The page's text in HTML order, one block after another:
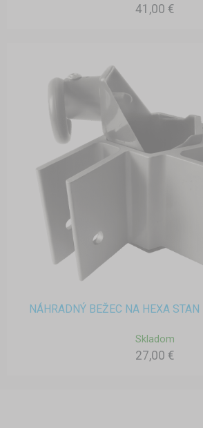
41,00 €
NÁHRADNÝ BEŽEC NA HEXA
Skladom
27,00 €